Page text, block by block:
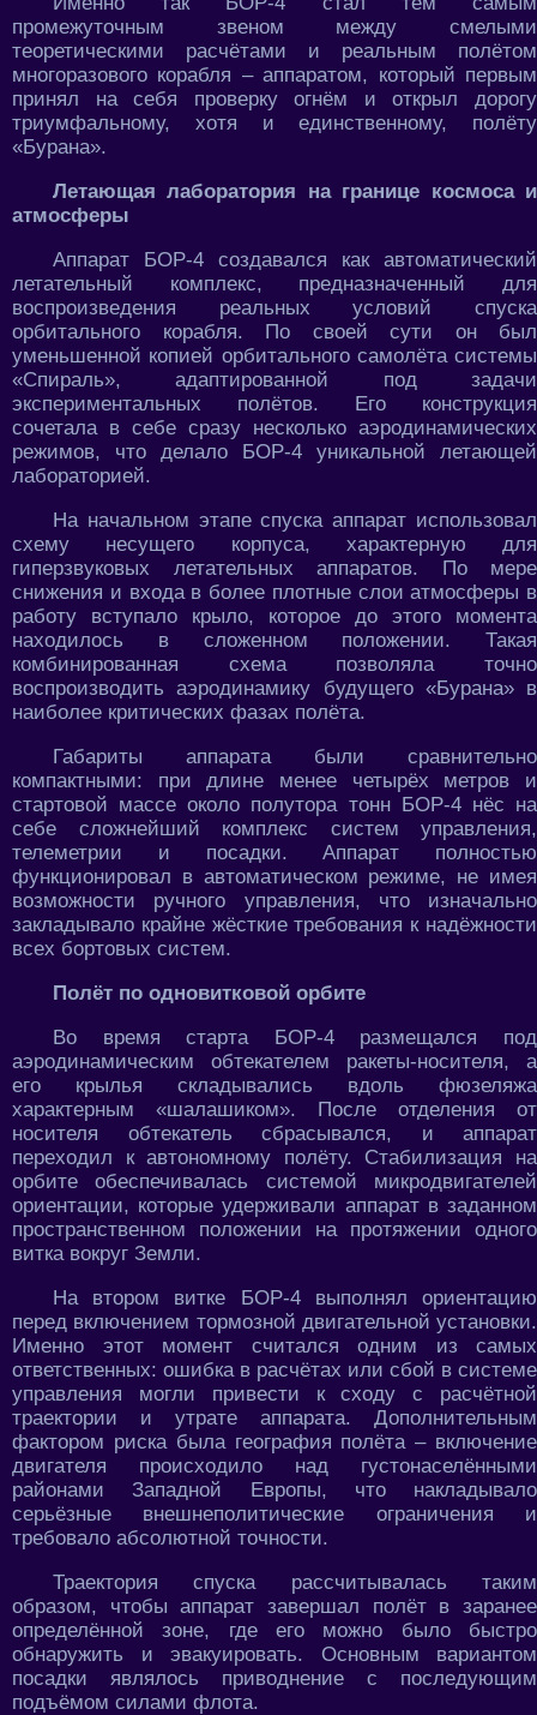
промежуточным звеном между смелыми
теоретическими расчётами и реальным полётом
многоразового корабля – аппаратом, который первым
принял на себя проверку огнём и открыл дорогу
триумфальному, хотя и единственному, полёту
«Бурана».
Летающая лаборатория на границе космоса и
атмосферы
Аппарат БОР-4 создавался как автоматический
летательный комплекс, предназначенный для
воспроизведения реальных условий спуска
орбитального корабля. По своей сути он был
уменьшенной копией орбитального самолёта системы
«Спираль», адаптированной под задачи
экспериментальных полётов. Его конструкция
сочетала в себе сразу несколько аэродинамических
режимов, что делало БОР-4 уникальной летающей
лабораторией.
На начальном этапе спуска аппарат использовал
схему несущего корпуса, характерную для
гиперзвуковых летательных аппаратов. По мере
снижения и входа в более плотные слои атмосферы в
работу вступало крыло, которое до этого момента
находилось в сложенном положении. Такая
комбинированная схема позволяла точно
воспроизводить аэродинамику будущего «Бурана» в
наиболее критических фазах полёта.
Габариты аппарата были сравнительно
компактными: при длине менее четырёх метров и
стартовой массе около полутора тонн БОР-4 нёс на
себе сложнейший комплекс систем управления,
телеметрии и посадки. Аппарат полностью
функционировал в автоматическом режиме, не имея
возможности ручного управления, что изначально
закладывало крайне жёсткие требования к надёжности
всех бортовых систем.
Полёт по одновитковой орбите
Во время старта БОР-4 размещался под
аэродинамическим обтекателем ракеты-носителя, а
его крылья складывались вдоль фюзеляжа
характерным «шалашиком». После отделения от
носителя обтекатель сбрасывался, и аппарат
переходил к автономному полёту. Стабилизация на
орбите обеспечивалась системой микродвигателей
ориентации, которые удерживали аппарат в заданном
пространственном положении на протяжении одного
витка вокруг Земли.
На втором витке БОР-4 выполнял ориентацию
перед включением тормозной двигательной установки.
Именно этот момент считался одним из самых
ответственных: ошибка в расчётах или сбой в системе
управления могли привести к сходу с расчётной
траектории и утрате аппарата. Дополнительным
фактором риска была география полёта – включение
двигателя происходило над густонаселёнными
районами Западной Европы, что накладывало
серьёзные внешнеполитические ограничения и
требовало абсолютной точности.
Траектория спуска рассчитывалась таким
образом, чтобы аппарат завершал полёт в заранее
определённой зоне, где его можно было быстро
обнаружить и эвакуировать. Основным вариантом
посадки являлось приводнение с последующим
подъёмом силами флота.